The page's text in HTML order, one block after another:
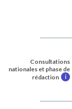
Consultations
nationales et phase de
rédaction
i